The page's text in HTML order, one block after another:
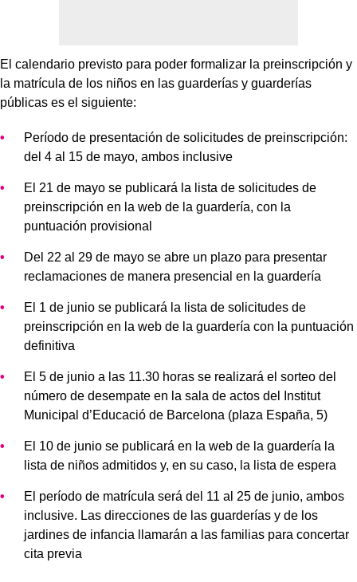
El calendario previsto para poder formalizar la preinscripción y
la matrícula de los niños en las guarderías y guarderías
públicas es el siguiente:
Período de presentación de solicitudes de preinscripción:
del 4 al 15 de mayo, ambos inclusive
El 21 de mayo se publicará la lista de solicitudes de
preinscripción en la web de la guardería, con la
puntuación provisional
Del 22 al 29 de mayo se abre un plazo para presentar
reclamaciones de manera presencial en la guardería
El 1 de junio se publicará la lista de solicitudes de
preinscripción en la web de la guardería con la puntuación
definitiva
El 5 de junio a las 11.30 horas se realizará el sorteo del
número de desempate en la sala de actos del Institut
Municipal d’Educació de Barcelona (plaza España, 5)
El 10 de junio se publicará en la web de la guardería la
lista de niños admitidos y, en su caso, la lista de espera
El período de matrícula será del 11 al 25 de junio, ambos
inclusive. Las direcciones de las guarderías y de los
jardines de infancia llamarán a las familias para concertar
cita previa